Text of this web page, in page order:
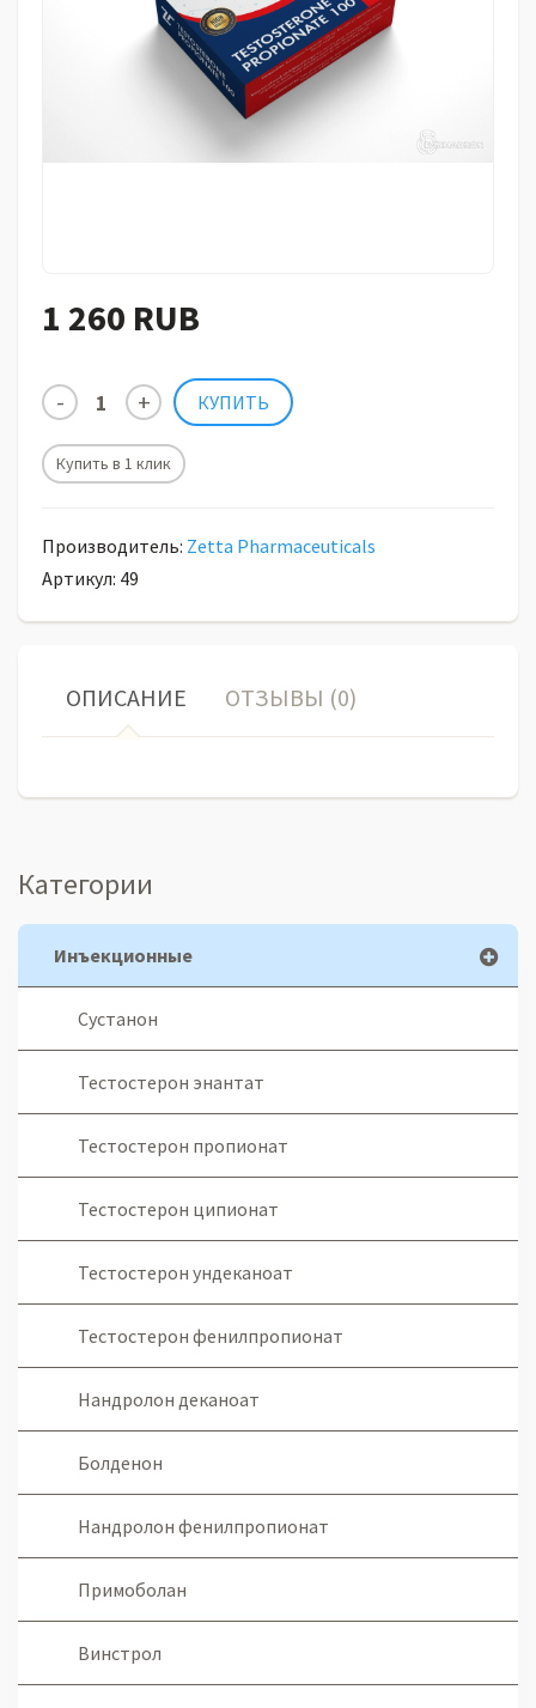
1 260 RUB
Купить в 1 клик
Производитель: Zetta Pharmaceuticals
Артикул: 49
ОПИСАНИЕ ОТЗЫВЫ (0)
Категории
Инъекционные
Сустанон
Тестостерон энантат
Тестостерон пропионат
Тестостерон ципионат
Тестостерон ундеканоат
Тестостерон фенилпропионат
Нандролон деканоат
Болденон
Нандролон фенилпропионат
Примоболан
Винстрол